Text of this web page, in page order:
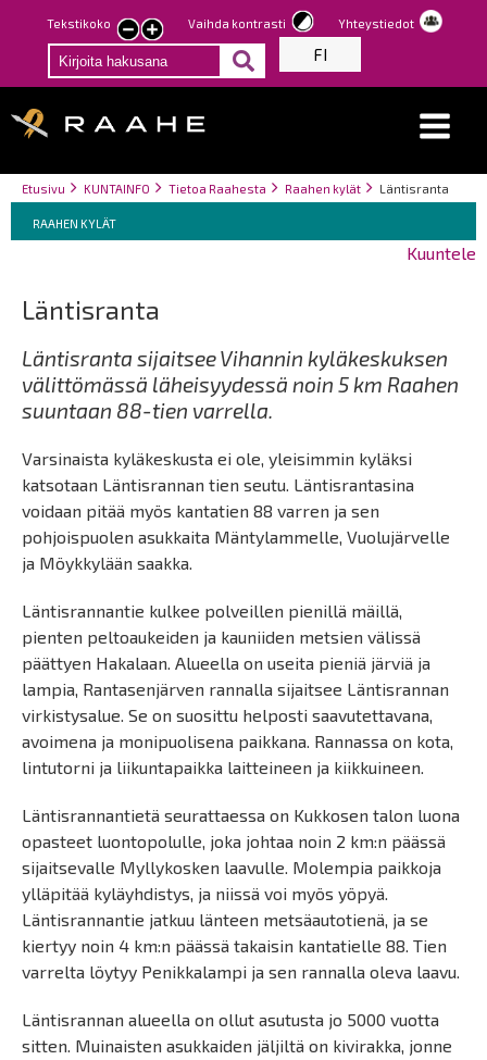
Hyppää
pääsisältöön
Tekstikoko
Pienennä
tekstin
kokoa
Suurenna
tekstin
kokoa
Vaihda kontrasti Yhteystiedot
FI
Breadcrumbs
You
here:
Etusivu KUNTAINFO Tietoa Raahesta Raahen kylät Läntisranta
Breadcrumbs
You
are
RAAHEN KYLÄT
Kuuntele
Läntisranta
Läntisranta sijaitsee Vihannin kyläkeskuksen
välittömässä läheisyydessä noin 5 km Raahen
suuntaan 88-tien varrella.
Varsinaista kyläkeskusta ei ole, yleisimmin kyläksi
katsotaan Läntisrannan tien seutu. Läntisrantasina
voidaan pitää myös kantatien 88 varren ja sen
pohjoispuolen asukkaita Mäntylammelle, Vuolujärvelle
ja Möykkylään saakka.
Läntisrannantie kulkee polveillen pienillä mäillä,
pienten peltoaukeiden ja kauniiden metsien välissä
päättyen Hakalaan. Alueella on useita pieniä järviä ja
lampia, Rantasenjärven rannalla sijaitsee Läntisrannan
virkistysalue. Se on suosittu helposti saavutettavana,
avoimena ja monipuolisena paikkana. Rannassa on kota,
lintutorni ja liikuntapaikka laitteineen ja kiikkuineen.
Läntisrannantietä seurattaessa on Kukkosen talon luona
opasteet luontopolulle, joka johtaa noin 2 km:n päässä
sijaitsevalle Myllykosken laavulle. Molempia paikkoja
ylläpitää kyläyhdistys, ja niissä voi myös yöpyä.
Läntisrannantie jatkuu länteen metsäautotienä, ja se
kiertyy noin 4 km:n päässä takaisin kantatielle 88. Tien
varrelta löytyy Penikkalampi ja sen rannalla oleva laavu.
Läntisrannan alueella on ollut asutusta jo 5000 vuotta
sitten. Muinaisten asukkaiden jäljiltä on kivirakka, jonne